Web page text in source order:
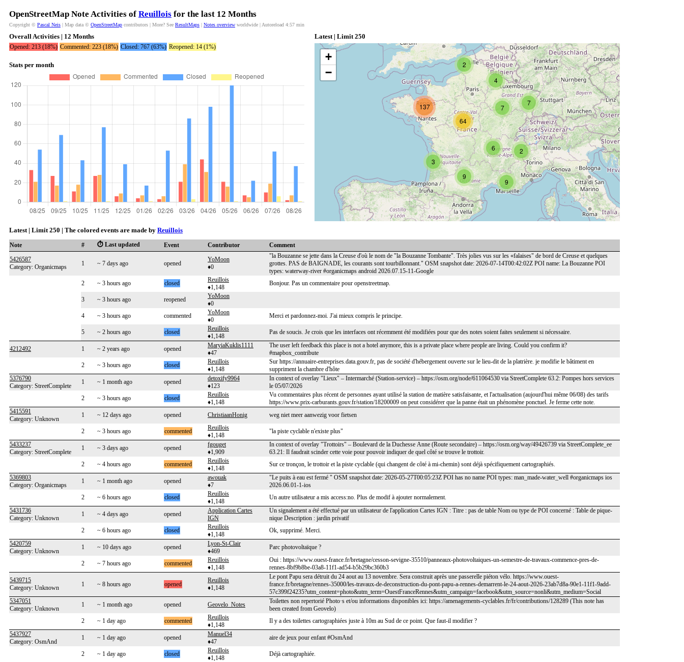
OpenStreetMap Note Activities of Reuillois for the last 12 Months
Copyright © Pascal Neis | Map data © OpenStreetMap contributors | More? See ResultMaps | Notes overview worldwide | Autoreload 4:56 min
Overall Activities | 12 Months
Opened: 213 (18%) Commented: 223 (18%) Closed: 767 (63%) Reopened: 14 (1%)
Stats per month
Latest | Limit 250
137
3
64
9
2
4
6
9
7
2
7
+
−
Latest | Limit 250 | The colored events are made by Reuillois
Note # ⏱️ Last updated Event Contributor
Comment
5426587
Category: Organicmaps
1 ~ 7 days ago opened
YoMoon
♦0
"la Bouzanne se jette dans la Creuse d'où le nom de "la Bouzanne Tombante". Très jolies vus sur les «falaises" de bord de Creuse et quelques
grottes. PAS de BAIGNADE, les courants sont tourbillonnant." OSM snapshot date: 2026-07-14T00:42:02Z POI name: La Bouzanne POI
types: waterway-river #organicmaps android 2026.07.15-11-Google
2
~ 3 hours ago closed
Reuillois
♦1,148
Bonjour. Pas un commentaire pour openstreetmap.
3 ~ 3 hours ago reopened
YoMoon
♦0
4
~ 3 hours ago commented
YoMoon
♦0
Merci et pardonnez-moi. J'ai mieux compris le principe.
5 ~ 2 hours ago closed
Reuillois
♦1,148
Pas de soucis. Je crois que les interfaces ont récemment été modifiées pour que des notes soient faites seulement si nécessaire.
4212492 1 ~ 2 years ago opened
MaryiaKuklis1111
♦47
The user left feedback this place is not a hotel anymore, this is a private place where people are living. Could you confirm it?
#mapbox_contribute
2
~ 3 hours ago closed
Reuillois
♦1,148
Sur https://annuaire-entreprises.data.gouv.fr, pas de société d'hébergement ouverte sur le lieu-dit de la platrière. je modifie le bâtiment en
suppriment la chambre d'hôte
5376790
Category: StreetComplete
1 ~ 1 month ago opened
detoxify9964
♦123
In context of overlay "Lieux" – Intermarché (Station-service) – https://osm.org/node/611064530 via StreetComplete 63.2: Pompes hors services
le 05/07/2026
2
~ 3 hours ago closed
Reuillois
♦1,148
Vu commentaires plus récent de personnes ayant utilisé la station de matière satisfaisante, et l'actualisation (aujourd'hui même 06/08) des tarifs
https://www.prix-carburants.gouv.fr/station/18200009 on peut considérer que la panne était un phénomène ponctuel. Je ferme cette note.
5415591
Category: Unknown
1 ~ 12 days ago opened ChristiaanHonig weg niet meer aanwezig voor fietsen
2 ~ 3 hours ago commented
Reuillois
♦1,148
"la piste cyclable n'existe plus"
5433237
Category: StreetComplete
1 ~ 3 days ago opened
fgouget
♦1,909
In context of overlay "Trottoirs" – Boulevard de la Duchesse Anne (Route secondaire) – https://osm.org/way/49426739 via StreetComplete_ee
63.21: Il faudrait scinder cette voie pour pouvoir indiquer de quel côté se trouve le trottoir.
2
~ 4 hours ago commented
Reuillois
♦1,148
Sur ce tronçon, le trottoir et la piste cyclable (qui changent de côté à mi-chemin) sont déjà spécifiquement cartographiés.
5369803
Category: Organicmaps
1 ~ 1 month ago opened
awouak
♦7
"Le puits à eau est fermé " OSM snapshot date: 2026-05-27T00:05:23Z POI has no name POI types: man_made-water_well #organicmaps ios
2026.06.01-1-ios
2
~ 6 hours ago closed
Reuillois
♦1,148
Un autre utilisateur a mis access:no. Plus de modif à ajouter normalement.
5431736
Category: Unknown
1 ~ 4 days ago opened
Application Cartes
IGN
Un signalement a été effectué par un utilisateur de l'application Cartes IGN : Titre : pas de table Nom ou type de POI concerné : Table de pique-
nique Description : jardin privatif
2
~ 6 hours ago closed
Reuillois
♦1,148
Ok, supprimé. Merci.
5420759
Category: Unknown
1 ~ 10 days ago opened
Lyon-St-Clair
♦469
Parc photovoltaïque ?
2 ~ 7 hours ago commented
Reuillois
♦1,148
Oui : https://www.ouest-france.fr/bretagne/cesson-sevigne-35510/panneaux-photovoltaiques-un-semestre-de-travaux-commence-pres-de-
rennes-8bf9b8be-03a8-11f1-ad54-b5b29bc360b3
5439715
Category: Unknown
1 ~ 8 hours ago opened
Reuillois
♦1,148
Le pont Papu sera détruit du 24 aout au 13 novembre. Sera construit après une passerelle piéton vélo. https://www.ouest-
france.fr/bretagne/rennes-35000/les-travaux-de-deconstruction-du-pont-papu-a-rennes-demarrent-le-24-aout-2026-23ab7d8a-90e1-11f1-9add-
57c399f24235?utm_content=photo&utm_term=OuestFranceRennes&utm_campaign=facebook&utm_source=nonli&utm_medium=Social
5347051
Category: Unknown
1 ~ 1 month ago opened Geovelo_Notes
Toilettes non repertorié Photo·s et/ou informations disponibles ici: https://amenagements-cyclables.fr/fr/contributions/128289 (This note has
been created from Geovelo)
2
~ 1 day ago commented
Reuillois
♦1,148
Il y a des toilettes cartographiées juste à 10m au Sud de ce point. Que faut-il modifier ?
5437927
Category: OsmAnd
1 ~ 1 day ago opened
Manuel34
♦47
aire de jeux pour enfant #OsmAnd
2 ~ 1 day ago closed
Reuillois
♦1,148
Déjà cartographiée.